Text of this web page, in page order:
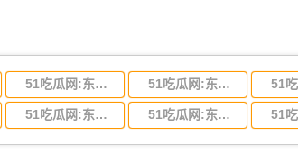
51吃瓜网:东莞到甘肃省物流运输,东莞到甘肃省物流公司 51吃瓜网:东莞到陕西省物流运输,东莞到陕西省物流公司
51吃瓜网:东莞到浙江省物流运输,东莞到浙江省物流公司 51吃瓜网:东莞到福建省物流运输,东莞到福建省物流公司